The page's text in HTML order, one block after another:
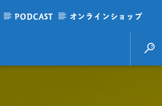
PODCAST オンラインショップ